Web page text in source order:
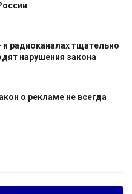
и радиоканалах тщательно
нарушения закона
о рекламе не всегда